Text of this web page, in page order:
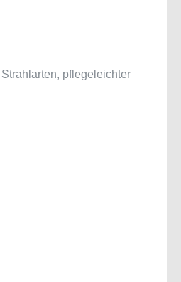
pflegeleichter